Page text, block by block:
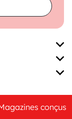
conçus